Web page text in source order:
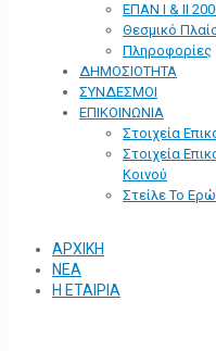
ΕΠΑΝ Ι & ΙΙ
Θεσμικό
Πληροφορίες
ΔΗΜΟΣΙΟΤΗΤΑ
ΣΥΝΔΕΣΜΟΙ
ΕΠΙΚΟΙΝΩΝΙΑ
Στοιχεία
Στοιχεία
Κοινού
Στείλε Το
ΑΡΧΙΚΗ
ΝΕΑ
Η ΕΤΑΙΡΙΑ